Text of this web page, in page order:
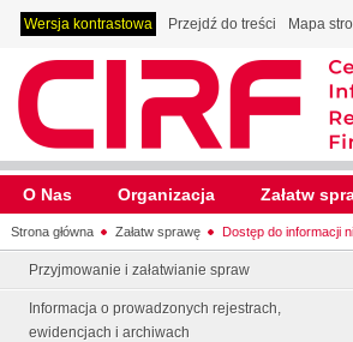
Wersja kontrastowa Przejdź do treści Mapa
O Nas Organizacja Załatw
Strona główna Załatw sprawę Dostęp do informacji
Przyjmowanie i załatwianie spraw
Informacja o prowadzonych rejestrach,
ewidencjach i archiwach